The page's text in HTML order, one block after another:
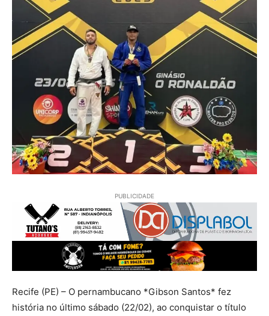
PUBLICIDADE
Recife (PE) – O pernambucano *Gibson Santos* fez
história no último sábado (22/02), ao conquistar o título